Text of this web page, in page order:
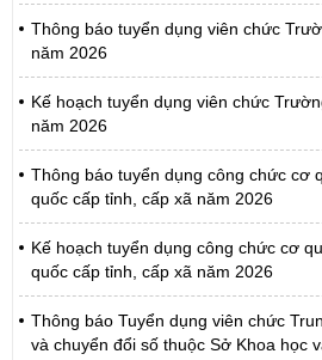
Thông báo tuyển dụng viên chức
năm 2026
Kế hoạch tuyển dụng viên chức
năm 2026
Thông báo tuyển dụng công chức cơ
quốc cấp tỉnh, cấp xã năm 2026
Kế hoạch tuyển dụng công chức cơ
quốc cấp tỉnh, cấp xã năm 2026
Thông báo Tuyển dụng viên chức
và chuyển đổi số thuộc Sở Khoa học